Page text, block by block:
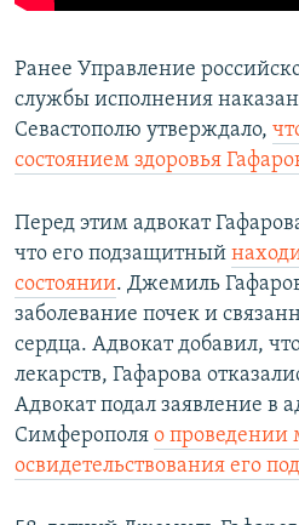
Ранее Управление
службы исполнения
Севастополю утверждало,
состоянием здоровья
Перед этим адвокат
что его подзащитный
состоянии. Джемиль
заболевание почек и
сердца. Адвокат добавил,
лекарств, Гафарова
Адвокат подал заявление
Симферополя о проведении
освидетельствования его